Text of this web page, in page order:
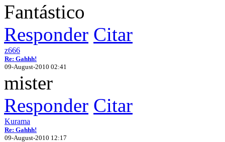
Fantástico
Responder Citar
z666
Re: Gahhh!
09-August-2010 02:41
mister
Responder Citar
Kurama
Re: Gahhh!
09-August-2010 12:17